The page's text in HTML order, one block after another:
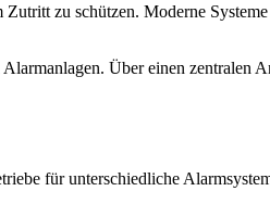
zu schützen. Moderne
Über einen zentralen
für unterschiedliche